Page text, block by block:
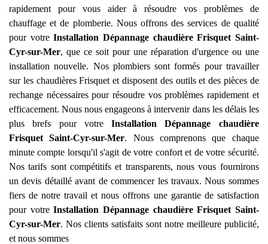
rapidement pour vous aider à résoudre vos problèmes de
chauffage et de plomberie. Nous offrons des services de qualité
pour votreInstallation Dépannage chaudière Frisquet Saint-
Cyr-sur-Mer, que ce soit pour une réparation d'urgence ou une
installation nouvelle. Nos plombiers sont formés pour travailler
sur les chaudières Frisquet et disposent des outils et des pièces de
rechange nécessaires pour résoudre vos problèmes rapidement et
efficacement. Nous nous engageons à intervenir dans les délais les
plus brefs pour votreInstallation Dépannage chaudière
Frisquet
Saint-Cyr-sur-Mer. Nous comprenons que chaque
minute compte lorsqu'il s'agit de votre confort et de votre sécurité.
Nos tarifs sont compétitifs et transparents, nous vous fournirons
un devis détaillé avant de commencer les travaux. Nous sommes
fiers de notre travail et nous offrons une garantie de satisfaction
pour votreInstallation Dépannage chaudière Frisquet Saint-
Cyr-sur-Mer. Nos clients satisfaits sont notre meilleure publicité,
et nous sommes